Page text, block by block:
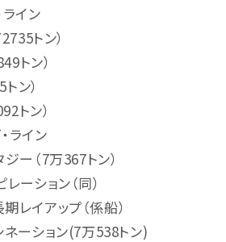
ライン
トン）
トン）
ン）
トン）
ライン
ー（7万367トン）
ーション（同）
イアップ（係船）
ネーション(7万538トン)